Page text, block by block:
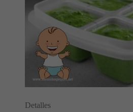
Detalles